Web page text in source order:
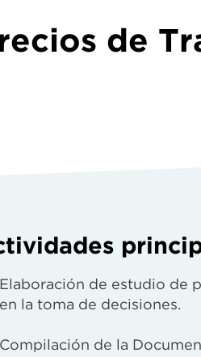
de
Elaboración de estudio de
en la toma de decisiones.
Compilación de la